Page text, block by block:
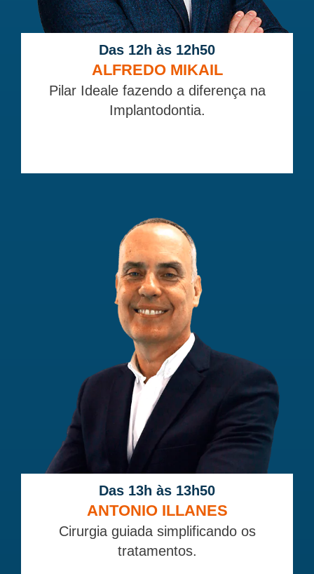
Das 12h às 12h50
ALFREDO MIKAIL
Pilar Ideale fazendo a diferença na
Implantodontia.
Das 13h às 13h50
ANTONIO ILLANES
Cirurgia guiada simplificando os
tratamentos.